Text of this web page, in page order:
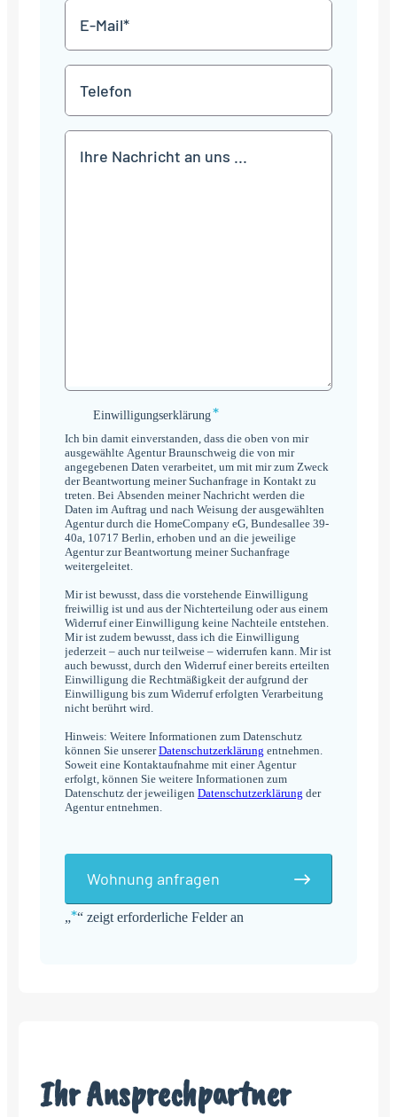
„*“ zeigt erforderliche Felder an
Mail
*
Einwilligungserklärung
Einwilligungserklärung*
Ich bin damit einverstanden, dass die oben von mir
ausgewählte Agentur Braunschweig die von mir
angegebenen Daten verarbeitet, um mit mir zum Zweck
der Beantwortung meiner Suchanfrage in Kontakt zu
treten. Bei Absenden meiner Nachricht werden die
Daten im Auftrag und nach Weisung der ausgewählten
Agentur durch die HomeCompany eG, Bundesallee 39-
40a, 10717 Berlin, erhoben und an die jeweilige
Agentur zur Beantwortung meiner Suchanfrage
weitergeleitet.
Mir ist bewusst, dass die vorstehende Einwilligung
freiwillig ist und aus der Nichterteilung oder aus einem
Widerruf einer Einwilligung keine Nachteile entstehen.
Mir ist zudem bewusst, dass ich die Einwilligung
jederzeit – auch nur teilweise – widerrufen kann. Mir ist
auch bewusst, durch den Widerruf einer bereits erteilten
Einwilligung die Rechtmäßigkeit der aufgrund der
Einwilligung bis zum Widerruf erfolgten Verarbeitung
nicht berührt wird.
Hinweis: Weitere Informationen zum Datenschutz
können Sie unsererDatenschutzerklärung entnehmen.
Soweit eine Kontaktaufnahme mit einer Agentur
erfolgt, können Sie weitere Informationen zum
Datenschutz der jeweiligen Datenschutzerklärung der
Agentur entnehmen.
Wohnung anfragen
Ihr Ansprechpartner